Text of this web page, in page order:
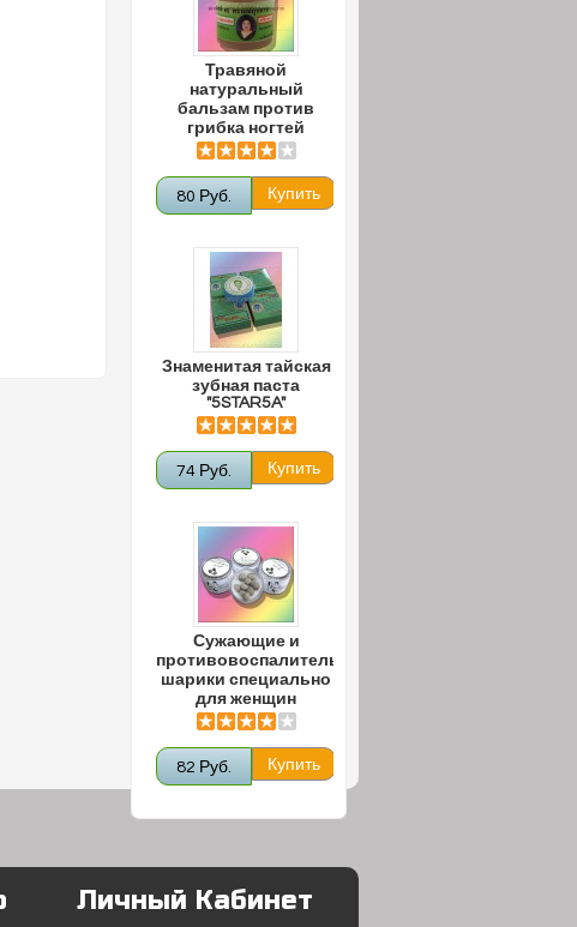
Травяной
натуральный
бальзам против
грибка ногтей
80 Руб.
Знаменитая тайская
зубная паста
"5STAR5A"
74 Руб.
Сужающие и
противовоспалительные
шарики специально
для женщин
82 Руб.
Личный Кабинет